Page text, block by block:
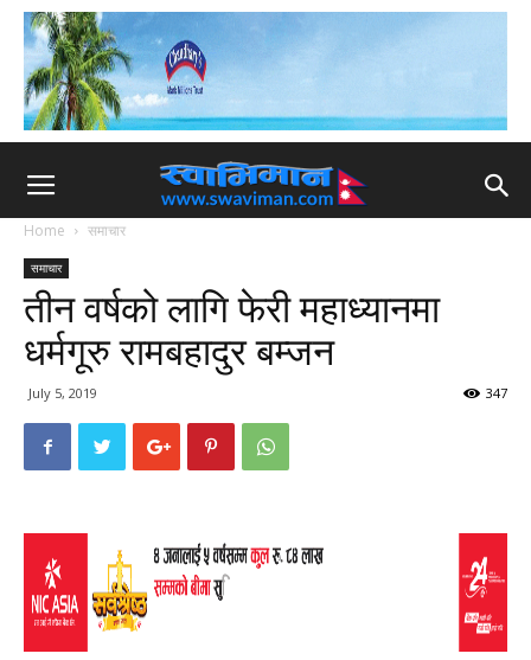
Home समाचार
समाचार
तीन वर्षको लागि फेरी महाध्यानमा
धर्मगूरु रामबहादुर बम्जन
July 5, 2019 347